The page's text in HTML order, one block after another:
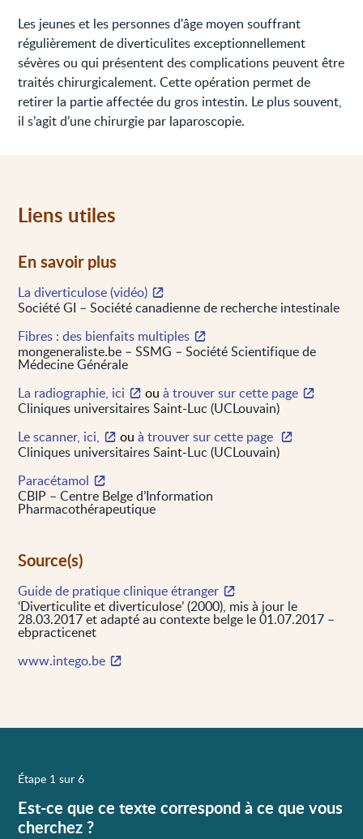
Les jeunes et les personnes d'âge moyen souffrant
régulièrement de diverticulites exceptionnellement
sévères ou qui présentent des complications peuvent être
traités chirurgicalement. Cette opération permet de
retirer la partie affectée du gros intestin. Le plus souvent,
il s’agit d’une chirurgie par laparoscopie.
Liens utiles
En savoir plus
La diverticulose (vidéo)
Société GI – Société canadienne de recherche intestinale
Fibres : des bienfaits multiples
mongeneraliste.be – SSMG – Société Scientifique de
Médecine Générale
La radiographie, ici
ouà trouver sur cette page
Cliniques universitaires Saint-Luc (UCLouvain)
Le scanner, ici,
ouà trouver sur cette page
Cliniques universitaires Saint-Luc (UCLouvain)
Paracétamol
CBIP – Centre Belge d’Information
Pharmacothérapeutique
Source(s)
Guide de pratique clinique étranger
‘Diverticulite et diverticulose’ (2000), mis à jour le
28.03.2017 et adapté au contexte belge le 01.07.2017 –
ebpracticenet
www.intego.be
Étape 1 sur 6
Est-ce que ce texte correspond à ce que vous
cherchez ?